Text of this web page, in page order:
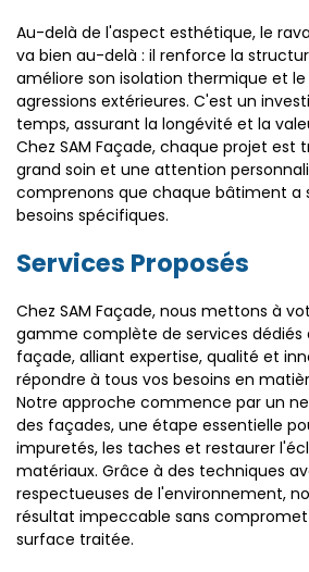
Au-delà de l'aspect esthétique, le
va bien au-delà : il renforce la
améliore son isolation thermique et
agressions extérieures. C'est un
temps, assurant la longévité et la
Chez SAM Façade, chaque projet est
grand soin et une attention
comprenons que chaque bâtiment a
besoins spécifiques.
Services Proposés
Chez SAM Façade, nous mettons à
gamme complète de services dédiés
façade, alliant expertise, qualité et
répondre à tous vos besoins en
Notre approche commence par un
des façades, une étape essentielle
impuretés, les taches et restaurer
matériaux. Grâce à des techniques
respectueuses de l'environnement,
résultat impeccable sans
surface traitée.